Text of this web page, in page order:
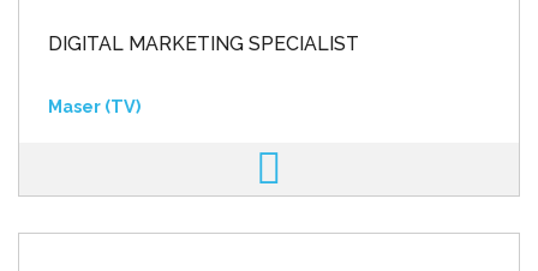
DIGITAL MARKETING SPECIALIST
Maser (TV)